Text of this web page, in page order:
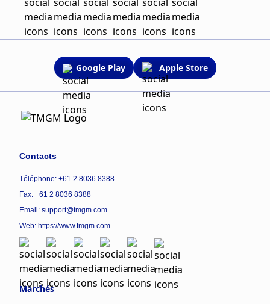
Google Play Apple Store
Contacts
Téléphone: +61 2 8036 8388
Fax: +61 2 8036 8388
Email: support@tmgm.com
Web: https://www.tmgm.com
Marchés